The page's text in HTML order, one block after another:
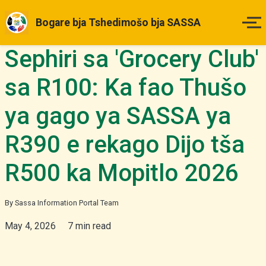
Bogare bja Tshedimošo bja SASSA
Legae
Matšatšikgwedi a Tefo
Ditlhahlo tša Maemo
Ditaba & Dikgakollo
Sephiri sa 'Grocery Club'
sa R100: Ka fao Thušo
ya gago ya SASSA ya
R390 e rekago Dijo tša
R500 ka Mopitlo 2026
By Sassa Information Portal Team
May 4, 2026 7 min read